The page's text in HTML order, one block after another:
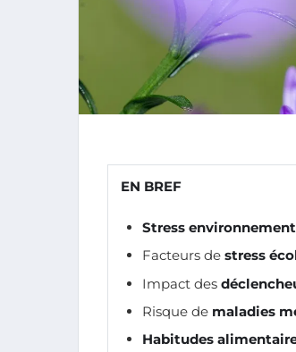
EN BREF
Stress
Facteurs de stress
Impact des
Risque de maladies
Habitudes